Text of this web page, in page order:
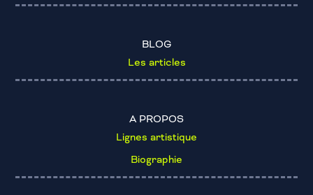
BLOG
Les articles
A PROPOS
Lignes artistique
Biographie